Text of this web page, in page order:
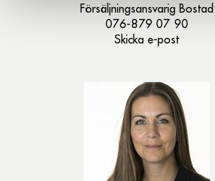
Försäljningsansvarig Bostad
076-879 07 90
Skicka e-post